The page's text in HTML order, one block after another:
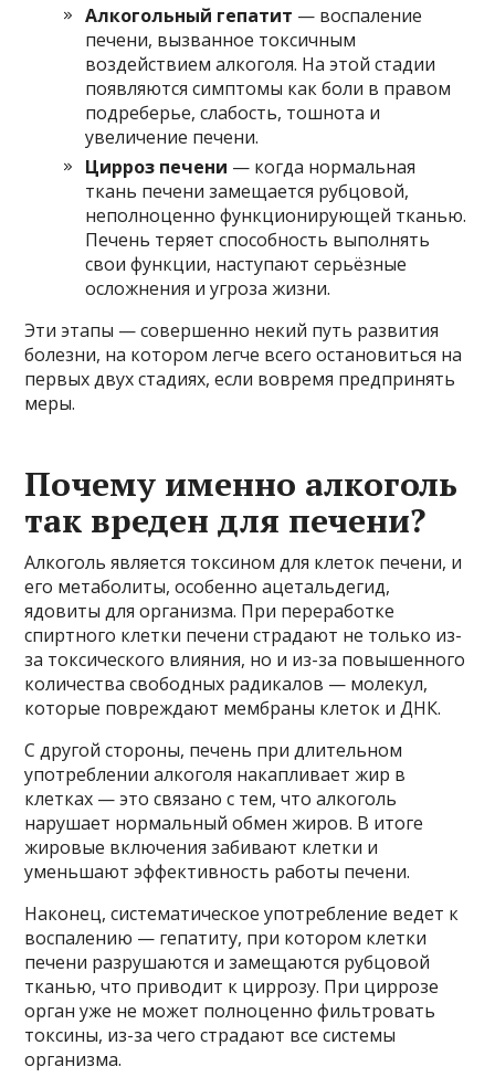
Алкогольный гепатит — воспаление
печени, вызванное токсичным
воздействием алкоголя. На этой стадии
появляются симптомы как боли в правом
подреберье, слабость, тошнота и
увеличение печени.
Цирроз печени — когда нормальная
ткань печени замещается рубцовой,
неполноценно функционирующей тканью.
Печень теряет способность выполнять
свои функции, наступают серьёзные
осложнения и угроза жизни.
Эти этапы — совершенно некий путь развития
болезни, на котором легче всего остановиться на
первых двух стадиях, если вовремя предпринять
меры.
Почему именно алкоголь
так вреден для печени?
Алкоголь является токсином для клеток печени, и
его метаболиты, особенно ацетальдегид,
ядовиты для организма. При переработке
спиртного клетки печени страдают не только из-
за токсического влияния, но и из-за повышенного
количества свободных радикалов — молекул,
которые повреждают мембраны клеток и ДНК.
С другой стороны, печень при длительном
употреблении алкоголя накапливает жир в
клетках — это связано с тем, что алкоголь
нарушает нормальный обмен жиров. В итоге
жировые включения забивают клетки и
уменьшают эффективность работы печени.
Наконец, систематическое употребление ведет к
воспалению — гепатиту, при котором клетки
печени разрушаются и замещаются рубцовой
тканью, что приводит к циррозу. При циррозе
орган уже не может полноценно фильтровать
токсины, из-за чего страдают все системы
организма.